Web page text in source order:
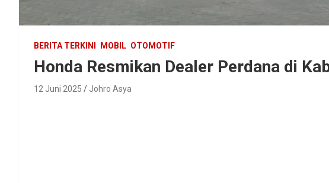
BERITA TERKINI MOBIL OTOMOTIF
Honda Resmikan Dealer Perdana di
12 Juni 2025 Johro Asya